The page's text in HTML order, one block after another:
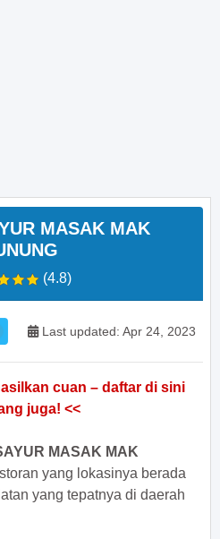
MASAK MAK
(4.8)
Last updated: Apr 24, 2023
MASAK MAK
yang lokasinya berada
yang tepatnya di daerah